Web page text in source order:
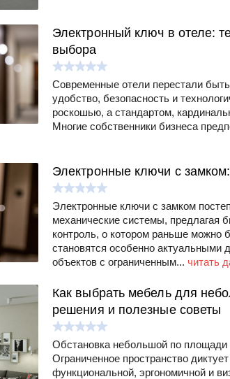
Электронный ключ в отеле:
выбора
Современные отели перестали
удобство, безопасность и
роскошью, а стандартом,
Многие собственники бизнеса
Электронные ключи с
Электронные ключи с замком
механические системы, предлагая
контроль, о котором раньше можно
становятся особенно
объектов с ограниченным... читать
Как выбрать мебель для
решения и полезные советы
Обстановка небольшой по площади
Ограниченное пространство
функциональной, эргономичной и